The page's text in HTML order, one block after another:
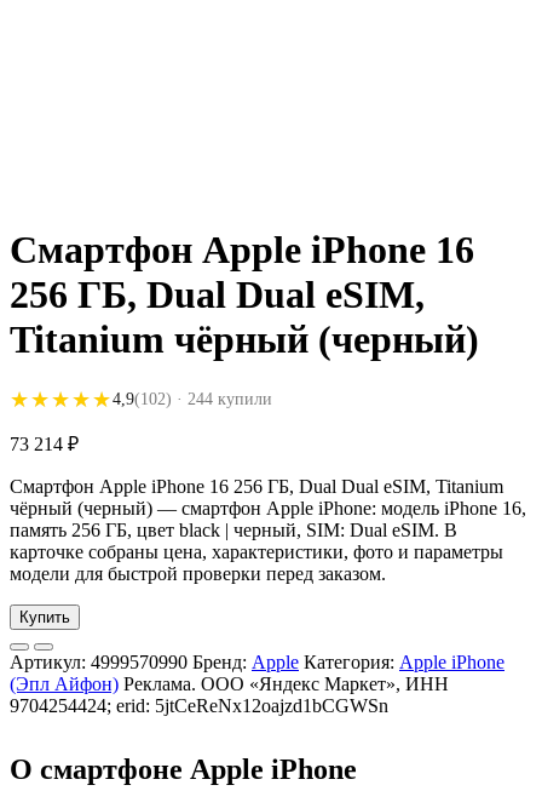
Смартфон Apple iPhone 16
256 ГБ, Dual Dual eSIM,
Titanium чёрный (черный)
★★★★★
★★★★★4,9(102) · 244 купили
73 214 ₽
Смартфон Apple iPhone 16 256 ГБ, Dual Dual eSIM, Titanium
чёрный (черный) — смартфон Apple iPhone: модель iPhone 16,
память 256 ГБ, цвет black | черный, SIM: Dual eSIM. В
карточке собраны цена, характеристики, фото и параметры
модели для быстрой проверки перед заказом.
Купить
Артикул: 4999570990 Бренд: Apple Категория: Apple iPhone
(Эпл Айфон) Реклама. ООО «Яндекс Маркет», ИНН
9704254424; erid: 5jtCeReNx12oajzd1bCGWSn
О смартфоне Apple iPhone